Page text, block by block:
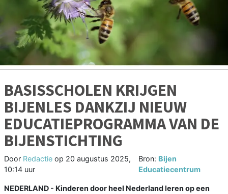
BASISSCHOLEN KRIJGEN
BIJENLES DANKZIJ NIEUW
EDUCATIEPROGRAMMA VAN DE
BIJENSTICHTING
Door Redactie op 20 augustus 2025,
10:14 uur
Bron: Bijen
Educatiecentrum
NEDERLAND - Kinderen door heel Nederland leren op een